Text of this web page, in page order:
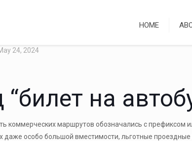
HOME
24, 2024
на
коммерческих маршрутов обозначались с префиксом
даже особо большой вместимости, льготные